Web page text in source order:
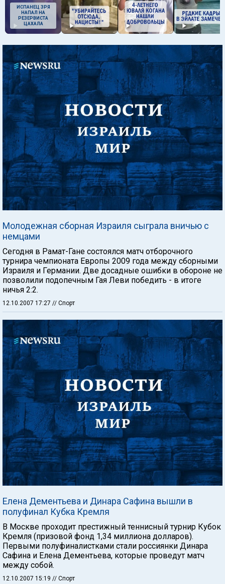
ИСПАНЕЦ ЗРЯ
НАПАЛ НА
РЕЗЕРВИСТА
ЦАХАЛА
Молодежная сборная Израиля сыграла вничью с
немцами
Сегодня в Рамат-Гане состоялся матч отборочного
турнира чемпионата Европы 2009 года между сборными
Израиля и Германии. Две досадные ошибки в обороне не
позволили подопечным Гая Леви победить - в итоге
ничья 2:2.
12.10.2007 17:27 // Спорт
Елена Дементьева и Динара Сафина вышли в
полуфинал Кубка Кремля
В Москве проходит престижный теннисный турнир Кубок
Кремля (призовой фонд 1,34 миллиона долларов).
Первыми полуфиналистками стали россиянки Динара
Сафина и Елена Дементьева, которые проведут матч
между собой.
12.10.2007 15:19 // Спорт